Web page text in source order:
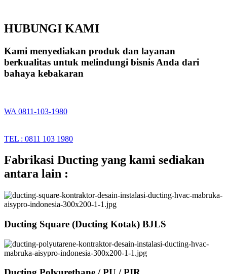
HUBUNGI KAMI
Kami menyediakan produk dan layanan
berkualitas untuk melindungi bisnis Anda dari
bahaya kebakaran
WA 0811-103-1980
TEL : 0811 103 1980
Fabrikasi Ducting yang kami sediakan
antara lain :
Ducting Square (Ducting Kotak) BJLS